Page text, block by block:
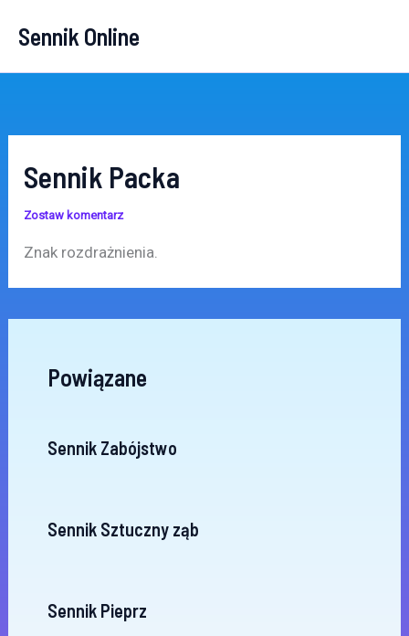
Sennik Online
Sennik Packa
Zostaw komentarz
Znak rozdrażnienia.
Powiązane
Sennik Zabójstwo
Sennik Sztuczny ząb
Sennik Pieprz